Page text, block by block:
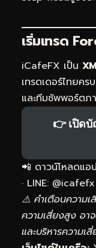
เริ่มเทรด
iCafeFX เป็น
เทรดเดอร์ไทย
และทีมซัพพอร์ตภ
👉 เปิด
📲 ดาวน์โหลดแอป
· LINE:
⚠️ คำเตือนความเ
ความเสี่ยงสูง อ
และบริหารความ